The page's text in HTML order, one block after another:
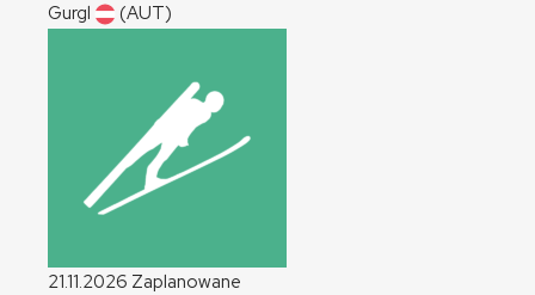
Gurgl
(AUT)
21.11.2026 Zaplanowane